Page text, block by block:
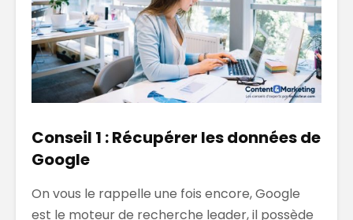
Conseil 1 : Récupérer les données de
Google
On vous le rappelle une fois encore, Google
est le moteur de recherche leader, il possède